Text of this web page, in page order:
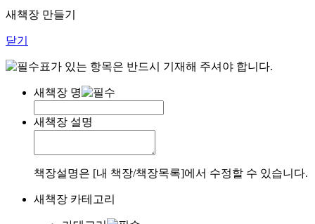
새책장 만들기
닫기
표가 있는 항목은 반드시 기재해 주셔야 합니다.
새책장 명
새책장 설명
책장설명은 [내 책장/책장목록]에서 수정할 수 있습니다.
새책장 카테고리